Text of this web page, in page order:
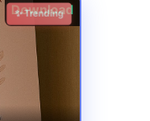
Download
✨ Trending